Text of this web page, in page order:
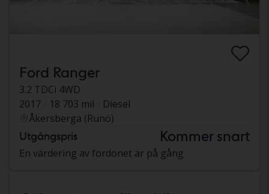
Ford Ranger
3.2 TDCi 4WD
2017
18 703 mil
Diesel
Åkersberga (Runö)
Utgångspris Kommer snart
En värdering av fordonet är på gång